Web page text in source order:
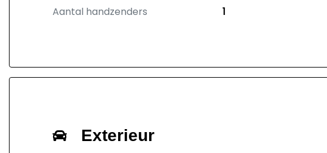
Aantal handzenders
1
Exterieur